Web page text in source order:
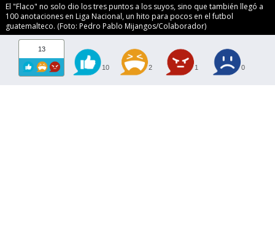
El "Flaco" no solo dio los tres puntos a los suyos, sino que también llegó a
100 anotaciones en Liga Nacional, un hito para pocos en el futbol
guatemalteco. (Foto: Pedro Pablo Mijangos/Colaborador)
13
10 2 1 0